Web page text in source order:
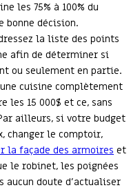
les 75% à 100% du
bonne décision.
la liste des points
afin de déterminer si
ou seulement en partie.
cuisine complètement
les 15 000$ et ce, sans
ailleurs, si votre budget
changer le comptoir,
la façade des armoires et
le robinet, les poignées
doute d’actualiser